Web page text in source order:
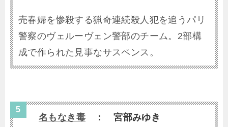
売春婦を惨殺する猟奇連続殺人犯を追うパリ
警察のヴェルーヴェン警部のチーム。2部構
成で作られた見事なサスペンス。
名もなき毒 ： 宮部みゆき